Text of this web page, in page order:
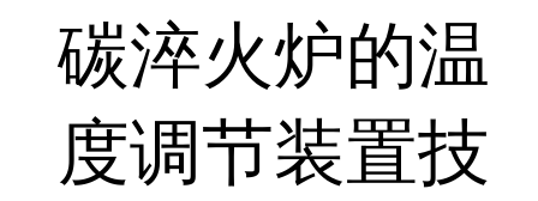
碳淬火炉的温
度调节装置技